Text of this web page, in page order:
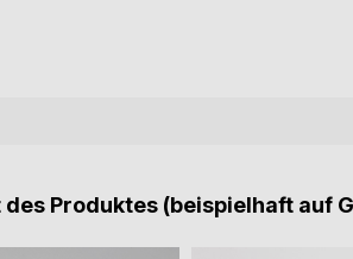
Produktes (beispielhaft auf